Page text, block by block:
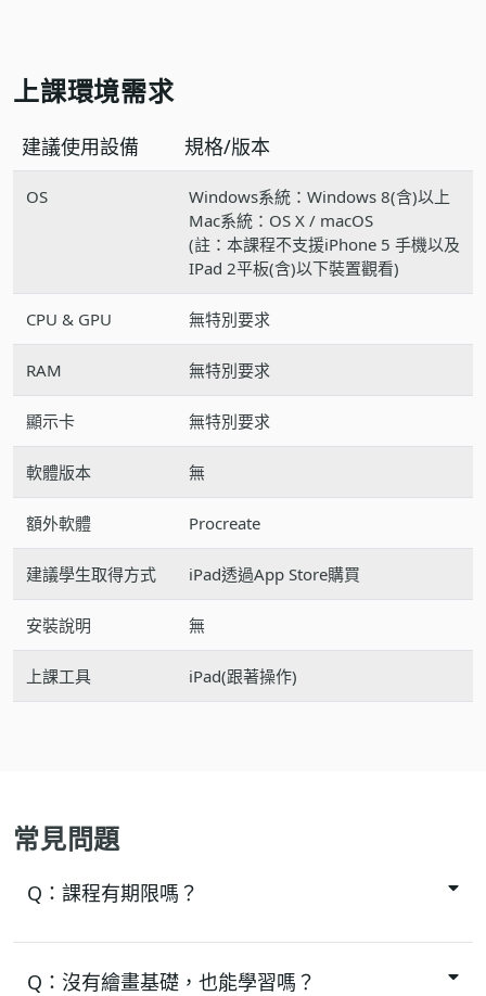
上課環境需求
建議使用設備 規格/版本
OS
Windows系統：Windows 8(含)以上
Mac系統：OS X / macOS
(註：本課程不支援iPhone 5 手機以及
IPad 2平板(含)以下裝置觀看)
CPU & GPU 無特別要求
RAM 無特別要求
顯示卡 無特別要求
軟體版本 無
額外軟體 Procreate
建議學生取得方式 iPad透過App Store購買
安裝說明 無
上課工具 iPad(跟著操作)
常見問題
Q： 課程有期限嗎？
Q： 沒有繪畫基礎，也能學習嗎？